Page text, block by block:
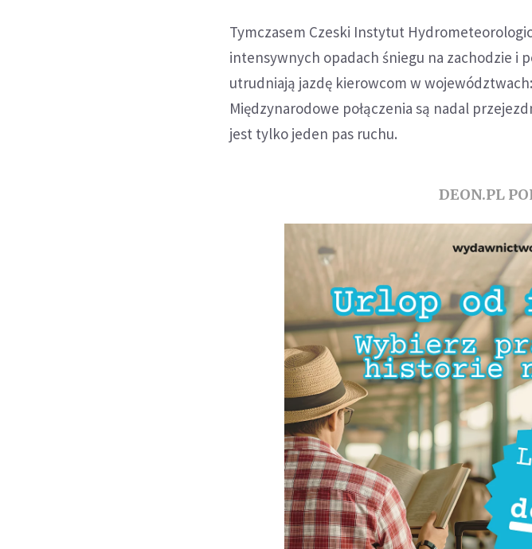
Tymczasem Czeski Instytut
intensywnych opadach śniegu na zachodzie i
utrudniają jazdę kierowcom w
Międzynarodowe połączenia są nadal
jest tylko jeden pas ruchu.
DEON.PL